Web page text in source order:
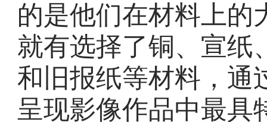
的是他们在材料上的
就有选择了铜、宣纸
和旧报纸等材料，通
呈现影像作品中最具